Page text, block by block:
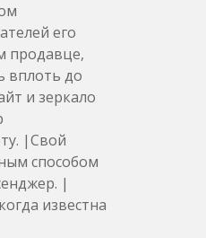
его
продавце,
вплоть до
и зеркало
|Свой
способом
|
известна